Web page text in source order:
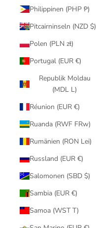
Philippinen (PHP ₱)
Pitcairninseln (NZD $)
Polen (PLN zł)
Portugal (EUR €)
Republik Moldau
(MDL L)
Réunion (EUR €)
Ruanda (RWF FRw)
Rumänien (RON Lei)
Russland (EUR €)
Salomonen (SBD $)
Sambia (EUR €)
Samoa (WST T)